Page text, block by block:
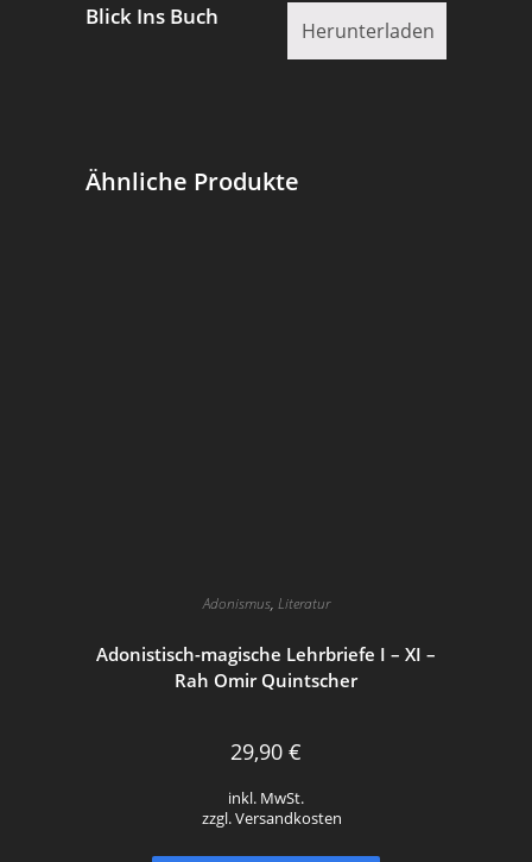
Blick Ins Buch
Herunterladen
Ähnliche Produkte
Adonismus, Literatur
Adonistisch-magische Lehrbriefe I – XI –
Rah Omir Quintscher
29,90 €
inkl. MwSt.
zzgl. Versandkosten